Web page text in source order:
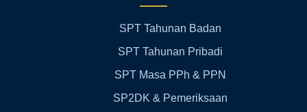
SPT Tahunan Badan
SPT Tahunan Pribadi
SPT Masa PPh & PPN
SP2DK & Pemeriksaan